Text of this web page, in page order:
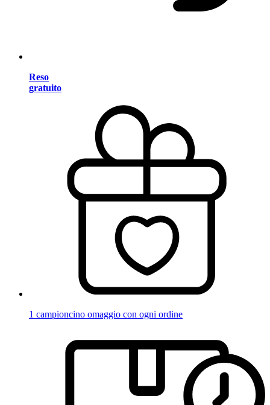
Reso
gratuito
1 campioncino omaggio con ogni ordine